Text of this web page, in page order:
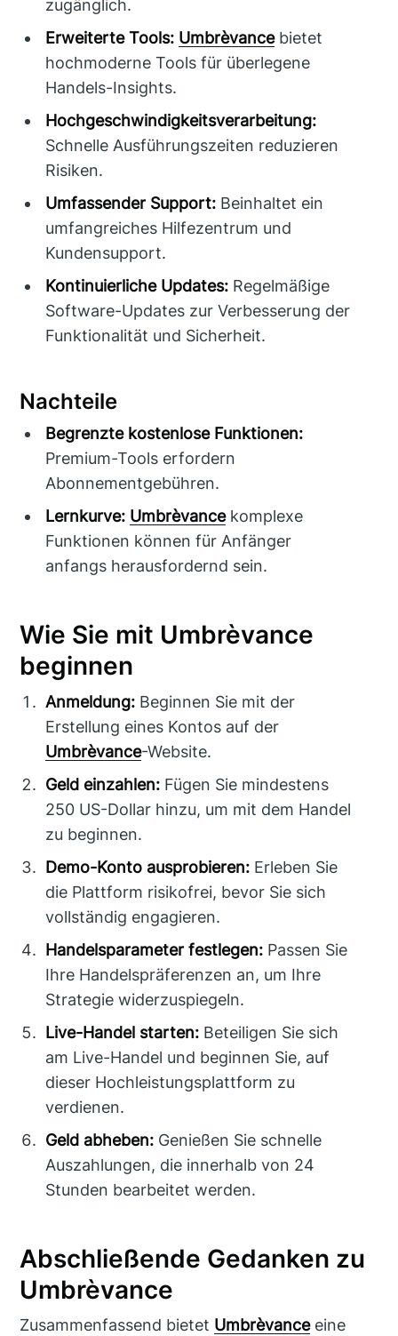
zugänglich.
Erweiterte Tools: Umbrèvancebietet
hochmoderne Tools für überlegene
Handels-Insights.
Hochgeschwindigkeitsverarbeitung:
Schnelle Ausführungszeiten reduzieren
Risiken.
Umfassender Support: Beinhaltet ein
umfangreiches Hilfezentrum und
Kundensupport.
Kontinuierliche Updates: Regelmäßige
Software-Updates zur Verbesserung der
Funktionalität und Sicherheit.
Nachteile
Begrenzte kostenlose Funktionen:
Premium-Tools erfordern
Abonnementgebühren.
Lernkurve: Umbrèvancekomplexe
Funktionen können für Anfänger
anfangs herausfordernd sein.
Wie Sie mit Umbrèvance
beginnen
Anmeldung: Beginnen Sie mit der
Erstellung eines Kontos auf der
Umbrèvance-Website.
Geld einzahlen: Fügen Sie mindestens
250 US-Dollar hinzu, um mit dem Handel
zu beginnen.
Demo-Konto ausprobieren: Erleben Sie
die Plattform risikofrei, bevor Sie sich
vollständig engagieren.
Handelsparameter festlegen: Passen Sie
Ihre Handelspräferenzen an, um Ihre
Strategie widerzuspiegeln.
Live-Handel starten: Beteiligen Sie sich
am Live-Handel und beginnen Sie, auf
dieser Hochleistungsplattform zu
verdienen.
Geld abheben: Genießen Sie schnelle
Auszahlungen, die innerhalb von 24
Stunden bearbeitet werden.
Abschließende Gedanken zu
Umbrèvance
Zusammenfassend bietet Umbrèvanceeine